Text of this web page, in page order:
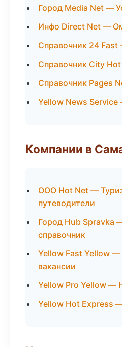
Город Media Net —
Инфо Direct Net —
Справочник 24 Fast
Справочник City
Справочник Pages
Yellow News Service
Компании в
ООО Hot Net —
путеводители
Город Hub Spravka
справочник
Yellow Fast Yellow —
вакансии
Yellow Pro Yellow —
Yellow Hot Express